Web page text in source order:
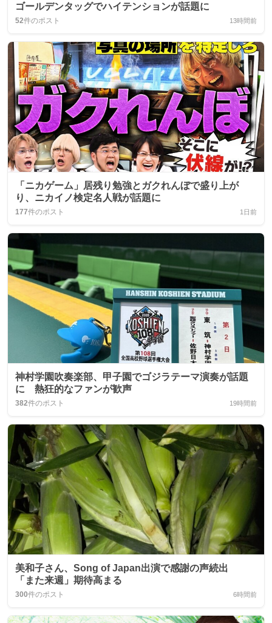
ゴールデンタッグでハイテンションが話題に
52件のポスト 13時間前
「ニカゲーム」居残り勉強とガクれんぼで盛り上が
り、ニカイノ検定名人戦が話題に
177件のポスト 1日前
神村学園吹奏楽部、甲子園でゴジラテーマ演奏が話題
に 熱狂的なファンが歓声
382件のポスト 19時間前
美和子さん、Song of Japan出演で感謝の声続出
「また来週」期待高まる
300件のポスト 6時間前